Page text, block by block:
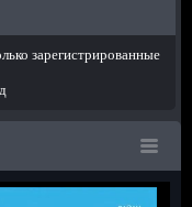
зарегистрированные